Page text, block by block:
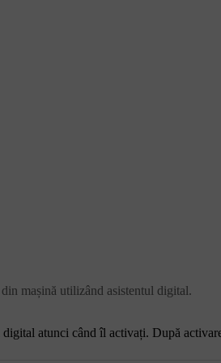
mașină utilizând asistentul digital.
atunci când îl activați. După